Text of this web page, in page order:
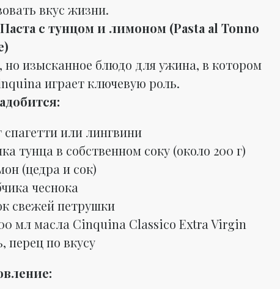
вкус жизни.
с тунцом и лимоном (Pasta al Tonno
но изысканное блюдо для ужина, в котором
играет ключевую роль.
спагетти или лингвини
тунца в собственном соку (около 200 г)
(цедра и сок)
чеснока
свежей петрушки
мл масла Cinquina Classico Extra Virgin
перец по вкусу